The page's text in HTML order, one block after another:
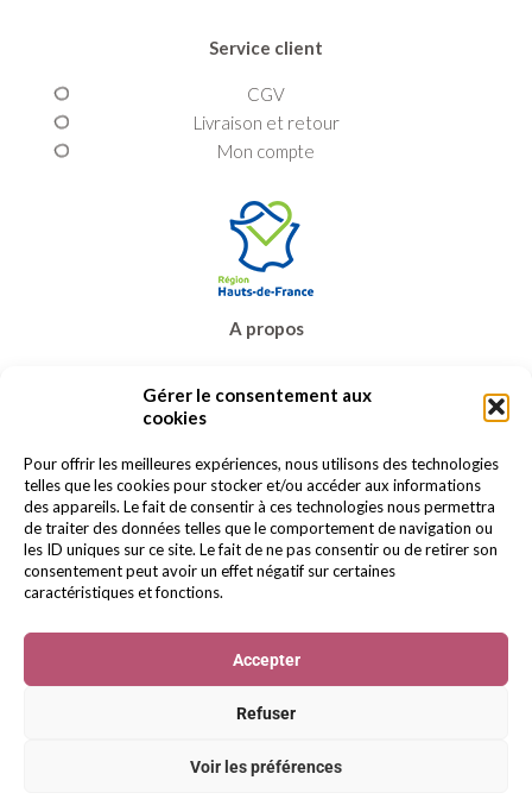
Gérer le consentement aux
cookies
Pour offrir les meilleures expériences, nous utilisons des technologies
telles que les cookies pour stocker et/ou accéder aux informations
des appareils. Le fait de consentir à ces technologies nous permettra
de traiter des données telles que le comportement de navigation ou
les ID uniques sur ce site. Le fait de ne pas consentir ou de retirer son
consentement peut avoir un effet négatif sur certaines
caractéristiques et fonctions.
Accepter
Refuser
Voir les préférences
Service client
CGV
Livraison et retour
Mon compte
A propos
Bijoux & accessoires
Promos
Contact
© 2022 BERELLA Tous droits réservés.
Politique de confidentialité